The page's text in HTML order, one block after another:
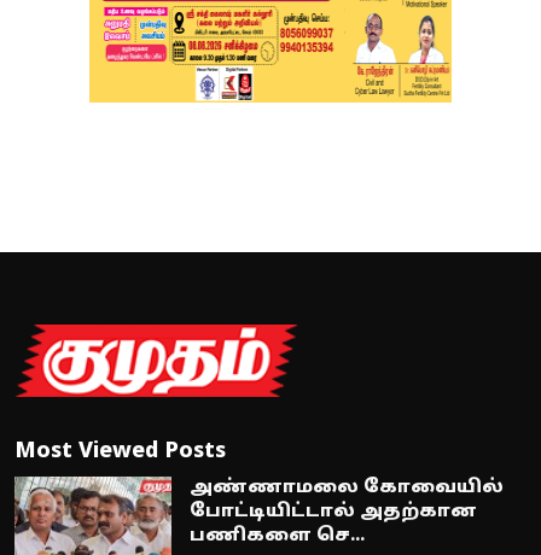
Most Viewed Posts
அண்ணாமலை கோவையில்
போட்டியிட்டால் அதற்கான
பணிகளை செ...